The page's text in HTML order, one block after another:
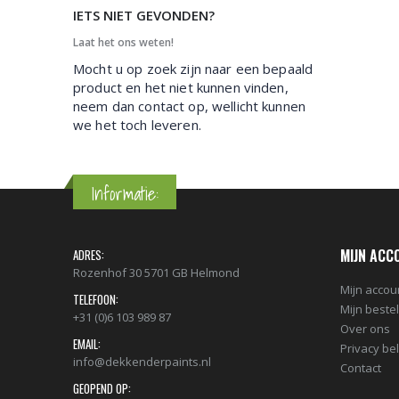
IETS NIET GEVONDEN?
Laat het ons weten!
Mocht u op zoek zijn naar een bepaald
product en het niet kunnen vinden,
neem dan contact op, wellicht kunnen
we het toch leveren.
Informatie:
ADRES:
Rozenhof 30 5701 GB Helmond
TELEFOON:
+31 (0)6 103 989 87
EMAIL:
info@dekkenderpaints.nl
GEOPEND OP:
MIJN
Mijn
Mijn
Over ons
Privacy
Contact